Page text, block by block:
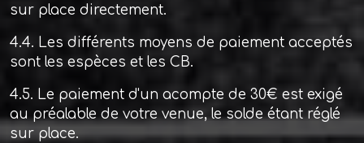
sur place directement.
4.4. Les différents moyens de paiement acceptés
sont les espèces et les CB.
4.5. Le paiement d'un acompte de 30€ est exigé
au préalable de votre venue, le solde étant réglé
sur place.